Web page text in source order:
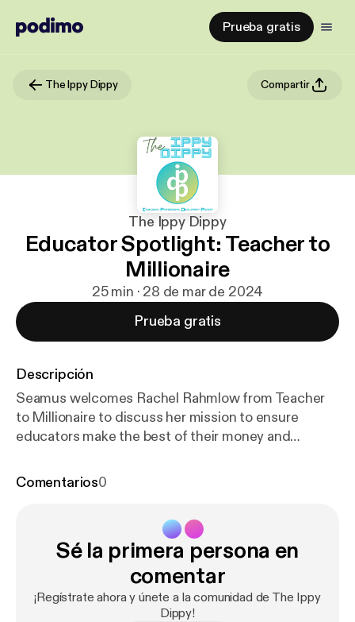
Prueba gratis
The Ippy Dippy Compartir
The Ippy Dippy
Educator Spotlight: Teacher to
Millionaire
25 min · 28 de mar de 2024
Prueba gratis
Descripción
Seamus welcomes Rachel Rahmlow from Teacher
to Millionaire to discuss her mission to ensure
educators make the best of their money and
also shares insights into her life, her practice,
Instagram accounts; @eastnash.teacher,
@funny_math_teacher, @TeacherFinancialPlanner,
@TheMathGuru, and @pgliljedahl.
Comentarios0
Sé la primera persona en
comentar
¡Regístrate ahora y únete a la comunidad de The Ippy
Dippy!